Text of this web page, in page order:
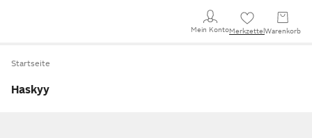
Mein KontoMerkzettel Warenkorb
Startseite
Haskyy